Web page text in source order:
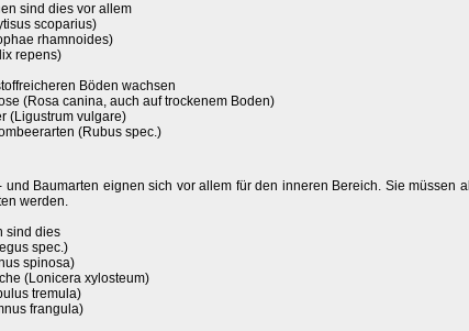
sind dies vor allem
scoparius)
rhamnoides)
repens)
Böden wachsen
(Rosa canina, auch auf trockenem Boden)
(Ligustrum vulgare)
(Rubus spec.)
und Baumarten eignen sich vor allem für den inneren Bereich. Sie müssen
werden.
sind dies
spec.)
spinosa)
(Lonicera xylosteum)
tremula)
frangula)